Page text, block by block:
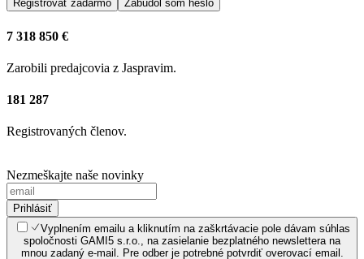
Registrovať zadarmo Zabudol som heslo
7 318 850 €
Zarobili predajcovia z Jaspravim.
181 287
Registrovaných členov.
Nezmeškajte naše novinky
Prihlásiť
Vyplnením emailu a kliknutím na zaškrtávacie pole dávam súhlas
spoločnosti GAMI5 s.r.o., na zasielanie bezplatného newslettera na
mnou zadaný e-mail. Pre odber je potrebné potvrdiť overovací email.